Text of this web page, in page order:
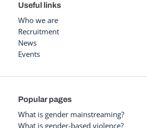
Useful links
Who we are
Recruitment
News
Events
Popular pages
What is gender mainstreaming?
What is gender-based violence?